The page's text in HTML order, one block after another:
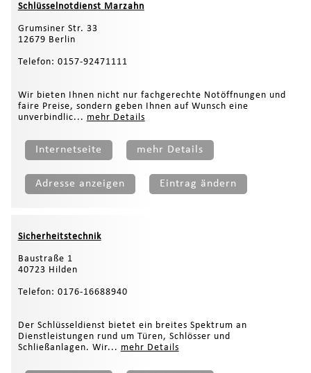
Schlüsselnotdienst Marzahn
Grumsiner Str. 33
12679 Berlin
Telefon: 0157-92471111
Wir bieten Ihnen nicht nur fachgerechte Notöffnungen und
faire Preise, sondern geben Ihnen auf Wunsch eine
unverbindlic... mehr Details
Internetseite mehr Details
Adresse anzeigen Eintrag ändern
Sicherheitstechnik
Baustraße 1
40723 Hilden
Telefon: 0176-16688940
Der Schlüsseldienst bietet ein breites Spektrum an
Dienstleistungen rund um Türen, Schlösser und
Schließanlagen. Wir... mehr Details